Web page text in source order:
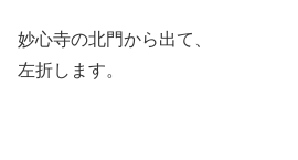
妙心寺の北門から出て、
左折します。